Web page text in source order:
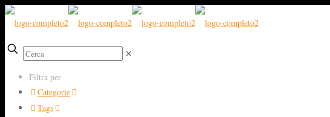
✕
Filtra per
Categorie
Tags